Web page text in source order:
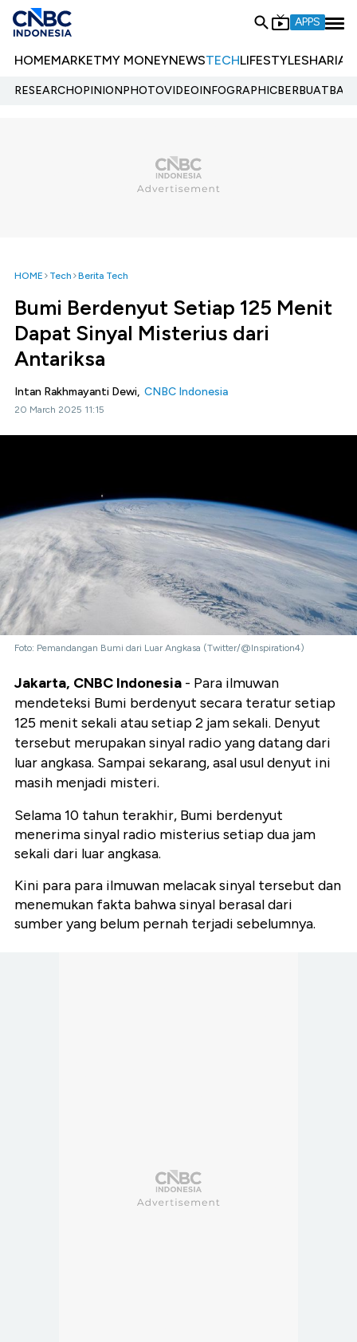
APPS
HOMEMARKETMY MONEYNEWSTECHLIFESTYLESHARIA
RESEARCHOPINIONPHOTOVIDEOINFOGRAPHIC
HOME Tech Berita Tech
Bumi Berdenyut Setiap 125 Menit
Dapat Sinyal Misterius dari
Antariksa
Intan Rakhmayanti Dewi, CNBC Indonesia
20 March 2025 11:15
Foto: Pemandangan Bumi dari Luar Angkasa (Twitter/@Inspiration4)
Jakarta, CNBC Indonesia - Para ilmuwan
mendeteksi Bumi berdenyut secara teratur setiap
125 menit sekali atau setiap 2 jam sekali. Denyut
tersebut merupakan sinyal radio yang datang dari
luar angkasa. Sampai sekarang, asal usul denyut ini
masih menjadi misteri.
Selama 10 tahun terakhir, Bumi berdenyut
menerima sinyal radio misterius setiap dua jam
sekali dari luar angkasa.
Kini para para ilmuwan melacak sinyal tersebut dan
menemukan fakta bahwa sinyal berasal dari
sumber yang belum pernah terjadi sebelumnya.